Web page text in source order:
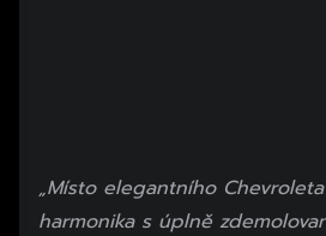
„Místo elegantního
harmonika s úplně